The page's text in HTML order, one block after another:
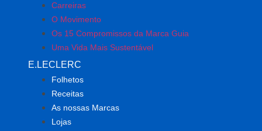
Carreiras
O Movimento
Os 15 Compromissos da Marca Guia
Uma Vida Mais Sustentável
E.LECLERC
Folhetos
Receitas
As nossas Marcas
Lojas